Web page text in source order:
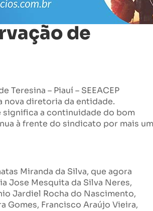
de
– Piauí – SEEACEP
nova diretoria da entidade.
significa a continuidade do bom
à frente do sindicato por mais um
Miranda da Silva, que agora
Jose Mesquita da Silva Neres,
Jardiel Rocha do Nascimento,
Gomes, Francisco Araújo Vieira,